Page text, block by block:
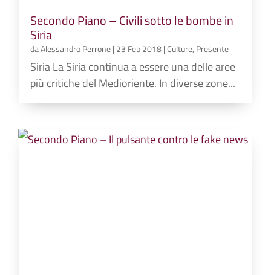
Secondo Piano – Civili sotto le bombe in
Siria
daAlessandro Perrone| 23 Feb 2018|Culture, Presente
Siria La Siria continua a essere una delle aree
più critiche del Medioriente. In diverse zone...